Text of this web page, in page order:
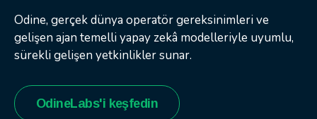
Odine, gerçek dünya operatör gereksinimleri ve
gelişen ajan temelli yapay zekâ modelleriyle uyumlu,
sürekli gelişen yetkinlikler sunar.
OdineLabs'i keşfedin